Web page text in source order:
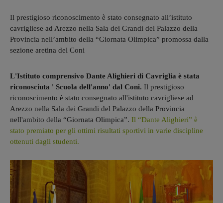
Il prestigioso riconoscimento è stato consegnato all’istituto
cavrigliese ad Arezzo nella Sala dei Grandi del Palazzo della
Provincia nell’ambito della “Giornata Olimpica” promossa dalla
sezione aretina del Coni
L'Istituto comprensivo Dante Alighieri di Cavriglia è stata
riconosciuta ' Scuola dell'anno' dal Coni. Il prestigioso
riconoscimento è stato consegnato all'istituto cavrigliese ad
Arezzo nella Sala dei Grandi del Palazzo della Provincia
nell'ambito della “Giornata Olimpica”. Il “Dante Alighieri” è
stato premiato per gli ottimi risultati sportivi in varie discipline
ottenuti dagli studenti.